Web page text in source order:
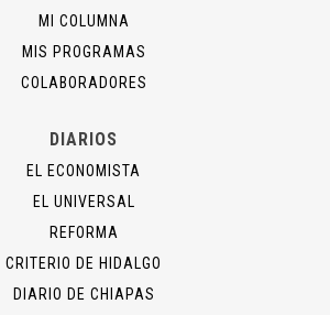
MI COLUMNA
MIS PROGRAMAS
COLABORADORES
DIARIOS
EL ECONOMISTA
EL UNIVERSAL
REFORMA
CRITERIO DE HIDALGO
DIARIO DE CHIAPAS